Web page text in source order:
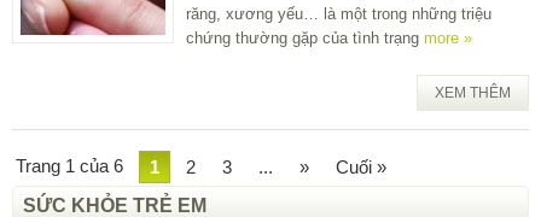
răng, xương yếu… là một trong những triệu
chứng thường gặp của tình trạng more »
XEM THÊM
Trang 1 của 6 1 2 3 ... »
Cuối »
SỨC KHỎE TRẺ EM